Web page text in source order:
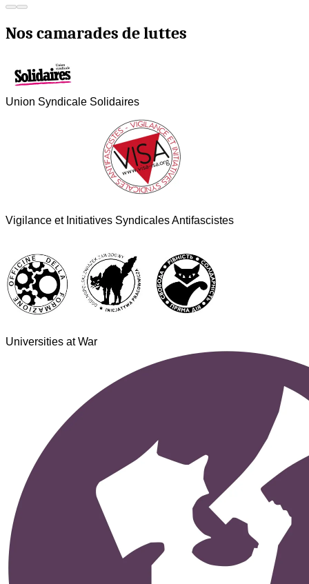
Nos camarades de luttes
Union Syndicale Solidaires
Vigilance et Initiatives Syndicales Antifascistes
Universities at War